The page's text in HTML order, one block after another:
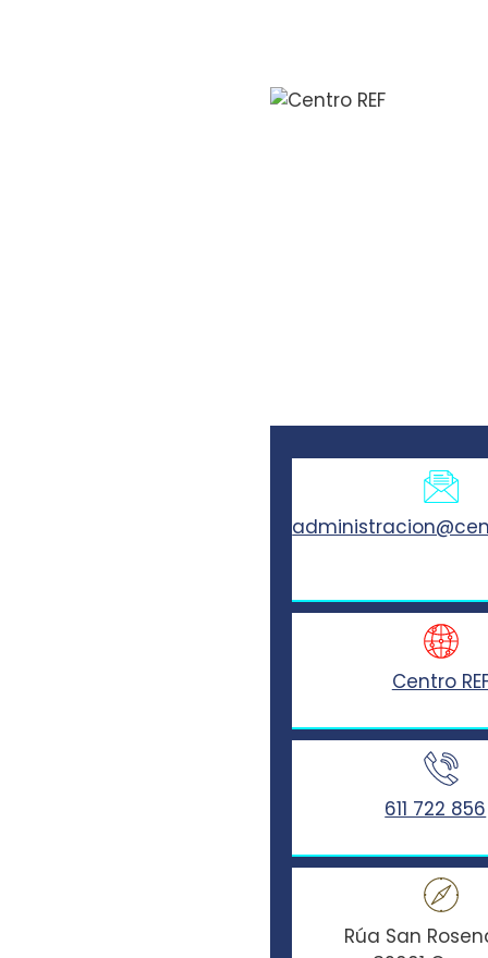
Centro
611 722 856
Rúa San